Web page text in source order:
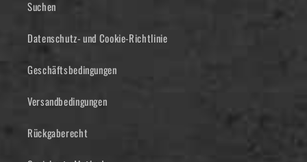
Suchen
Datenschutz- und Cookie-Richtlinie
Geschäftsbedingungen
Versandbedingungen
Rückgaberecht